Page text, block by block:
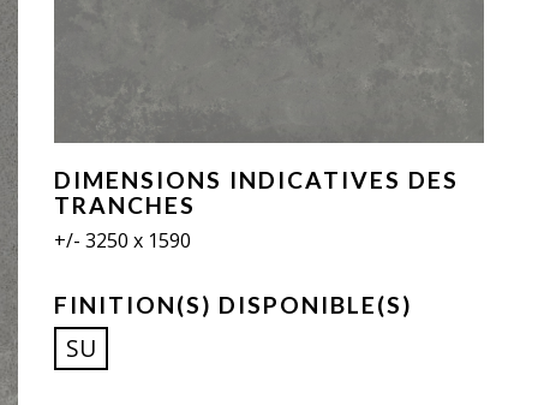
DIMENSIONS INDICATIVES DES
TRANCHES
+/- 3250 x 1590
FINITION(S) DISPONIBLE(S)
SU